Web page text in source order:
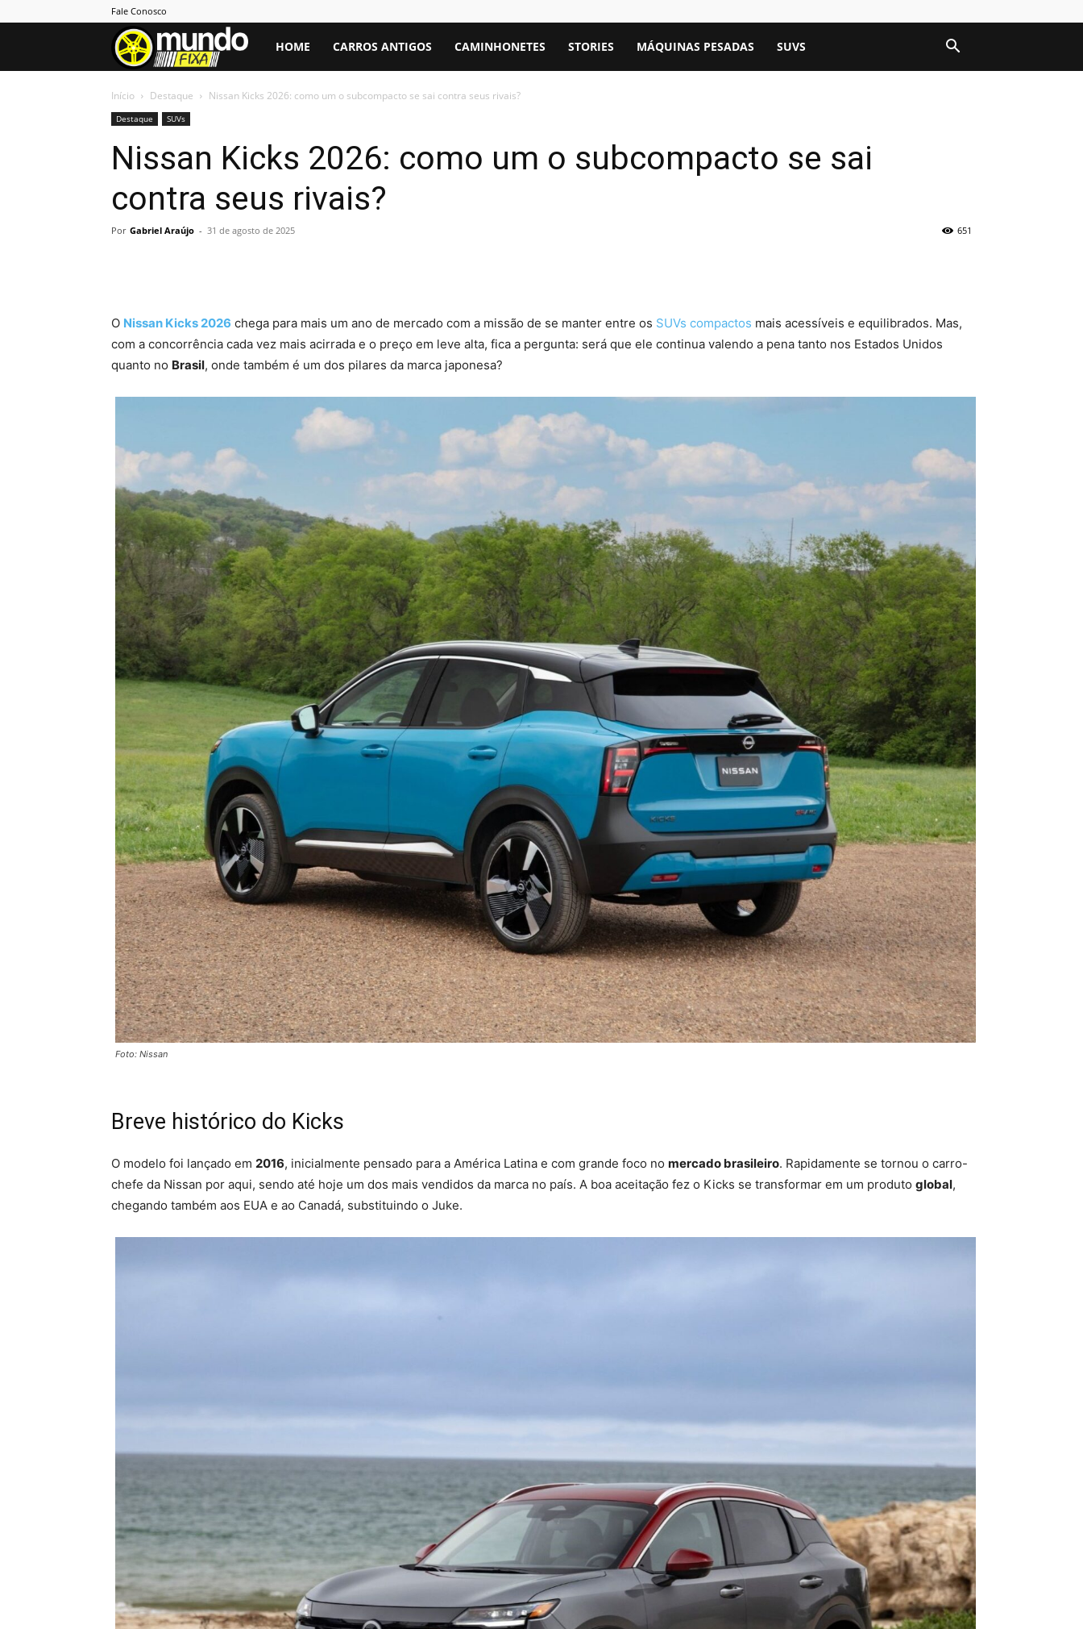
Fale Conosco
Mundo
Fixa
HOME CARROS ANTIGOS CAMINHONETES STORIES MÁQUINAS PESADAS SUVS
Início Destaque Nissan Kicks 2026: como um o subcompacto se sai contra seus rivais?
Destaque SUVs
Nissan Kicks 2026: como um o subcompacto se sai
contra seus rivais?
Por Gabriel Araújo - 31 de agosto de 2025 651
O Nissan Kicks 2026 chega para mais um ano de mercado com a missão de se manter entre os SUVs compactos mais acessíveis e equilibrados. Mas,
com a concorrência cada vez mais acirrada e o preço em leve alta, fica a pergunta: será que ele continua valendo a pena tanto nos Estados Unidos
quanto no Brasil, onde também é um dos pilares da marca japonesa?
Foto: Nissan
Breve histórico do Kicks
O modelo foi lançado em 2016, inicialmente pensado para a América Latina e com grande foco no mercado brasileiro. Rapidamente se tornou o carro-
chefe da Nissan por aqui, sendo até hoje um dos mais vendidos da marca no país. A boa aceitação fez o Kicks se transformar em um produto global,
chegando também aos EUA e ao Canadá, substituindo o Juke.